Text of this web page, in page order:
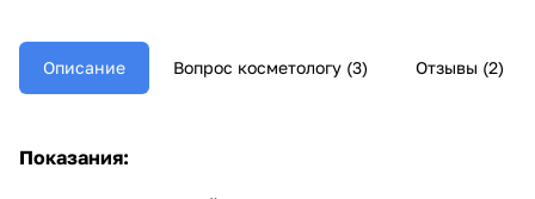
Описание Вопрос косметологу (3) Отзывы (2)
Показания: